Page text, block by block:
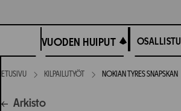
suoraan
VUODEN HUIPUT
VUODEN HUIPUT OSALLISTU
ETUSIVU KILPAILUTYÖT NOKIAN TYRES SNAPSKAN
Arkisto